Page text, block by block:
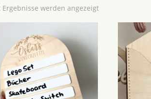
Ergebnisse werden angezeigt